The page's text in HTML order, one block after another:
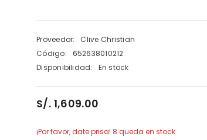
Proveedor:
Clive Christian
Código:
652638010212
Disponibilidad:
En stock
S/. 1,609.00
¡Por favor, date prisa! 8 queda en stock